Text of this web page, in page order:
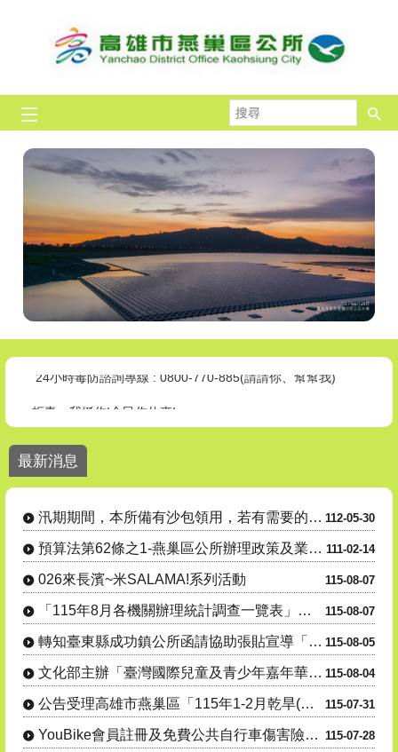
尋
1. 電池回收3”要” 安全又環保！、2. 點亮綠生活 生活更環保 燈管
燕巢區公所各課室分機號碼請至【機關介紹】-【課室職掌及電話
24小時毒防諮詢專線 : 0800-770-885(請請你、幫幫我)
最新消息
112-05-30
汛期期間，本所備有沙包領用，若有需要的民眾請善加利用。
111-02-14
預算法第62條之1-燕巢區公所辦理政策及業務宣導之執行情形表
115-08-07
026來長濱~米SALAMA!系列活動
115-08-07
「115年8月各機關辦理統計調查一覽表」，供為民眾 向「165反詐騙專線」
115-08-05
轉知臺東縣成功鎮公所函請協助張貼宣導「115年度成功鎮阿美族文化節暨傳統舞蹈競賽及族語推廣系列活動」....
115-08-04
文化部主辦「臺灣國際兒童及青少年嘉年華」活動
115-07-31
公告受理高雄市燕巢區「115年1-2月乾旱(遲發性)」蜂群(蜜源缺乏)農業天然災害現金救助及受災證明....
115-07-28
YouBike會員註冊及免費公共自行車傷害險投保宣導